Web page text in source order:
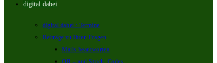
digital dabei
digital dabei : Termine
Beiträge zu Ihren Fragen
Mails beantworten
QR – und Strich_Codes